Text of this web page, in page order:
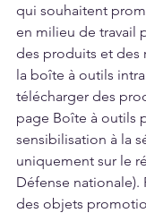
qui souhaitent
en milieu de travail
des produits et des
la boîte à outils
télécharger des
page Boîte à outils
sensibilisation à la
uniquement sur le
Défense
des objets